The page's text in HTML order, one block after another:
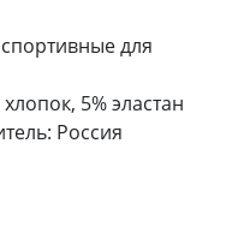
для
5% эластан
Россия